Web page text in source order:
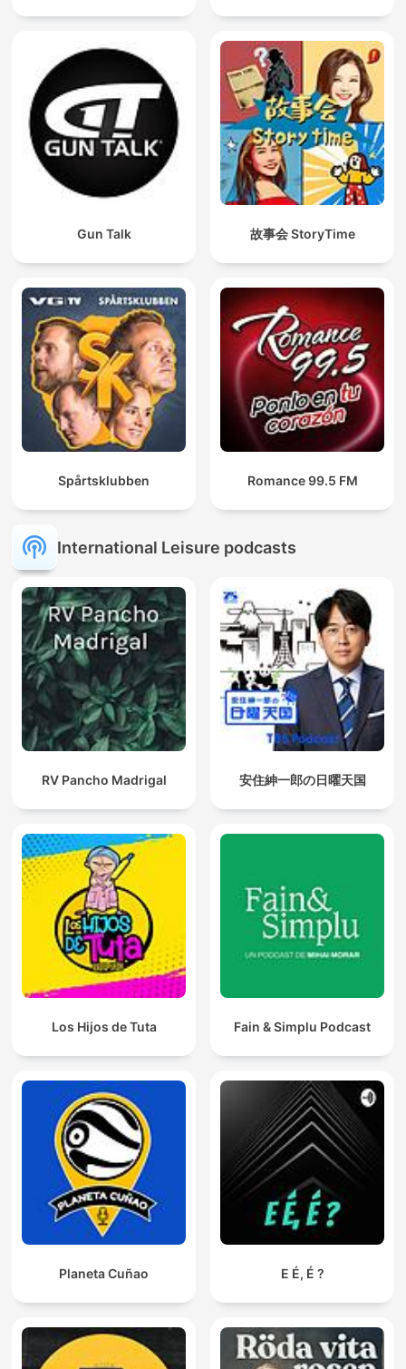
Gun Talk 故事会 StoryTime
Spårtsklubben Romance 99.5 FM
International Leisure podcasts
RV Pancho Madrigal 安住紳一郎の日曜天国
Los Hijos de Tuta Fain & Simplu Podcast
Planeta Cuñao E É, É ?